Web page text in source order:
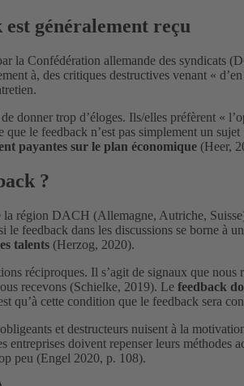
généralement reçu
la Confédération allemande des syndicats
à, des critiques destructives venant «
donner trop d’éloges. Ils/elles préfèrent «
le feedback n’est pas simplement un
payantes sur le plan économique (Heer,
?
la région DACH (Allemagne, Autriche,
le feedback dans les discussions se borne à
talents (Herzog, 2020).
réciproques. Il s’agit de signaux que
recevons (Schielke, 2019). Le feedback
qu’à cette condition que le feedback sera
et destructeurs nuisent à la
entreprises doivent repenser leurs
peu (Engel 2020, p. 108).